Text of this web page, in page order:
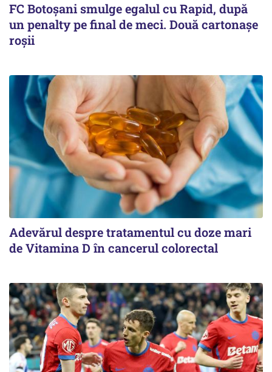
FC Botoşani smulge egalul cu Rapid, după
un penalty pe final de meci. Două cartonaşe
roşii
Adevărul despre tratamentul cu doze mari
de Vitamina D în cancerul colorectal